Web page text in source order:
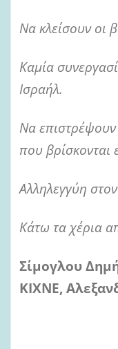
Να κλείσουν οι
Καμία
Ισραήλ.
Να επιστρέψουν
που βρίσκονται
Αλληλεγγύη
Κάτω τα χέρια
Σίμογλου
ΚΙΧΝΕ,